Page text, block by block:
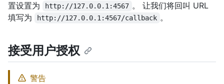
置设置为
http://127.0.0.1:4567 。 让我们将回叫 URL
填写为
http://127.0.0.1:4567/callback 。
接受用户授权
警告